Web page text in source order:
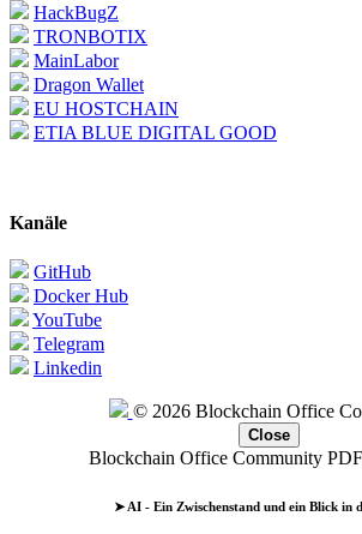
HackBugZ
TRONBOTIX
MainLabor
Dragon Wallet
EU HOSTCHAIN
ETIA BLUE DIGITAL GOOD
Kanäle
GitHub
Docker Hub
YouTube
Telegram
Linkedin
© 2026 Blockchain Office
Close
Blockchain Office Community
➤ AI - Ein Zwischenstand und ein Blick in